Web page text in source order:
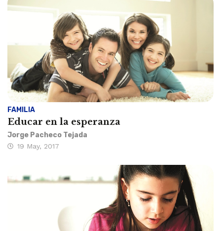
FAMILIA
Educar en la esperanza
Jorge Pacheco Tejada
19 May, 2017